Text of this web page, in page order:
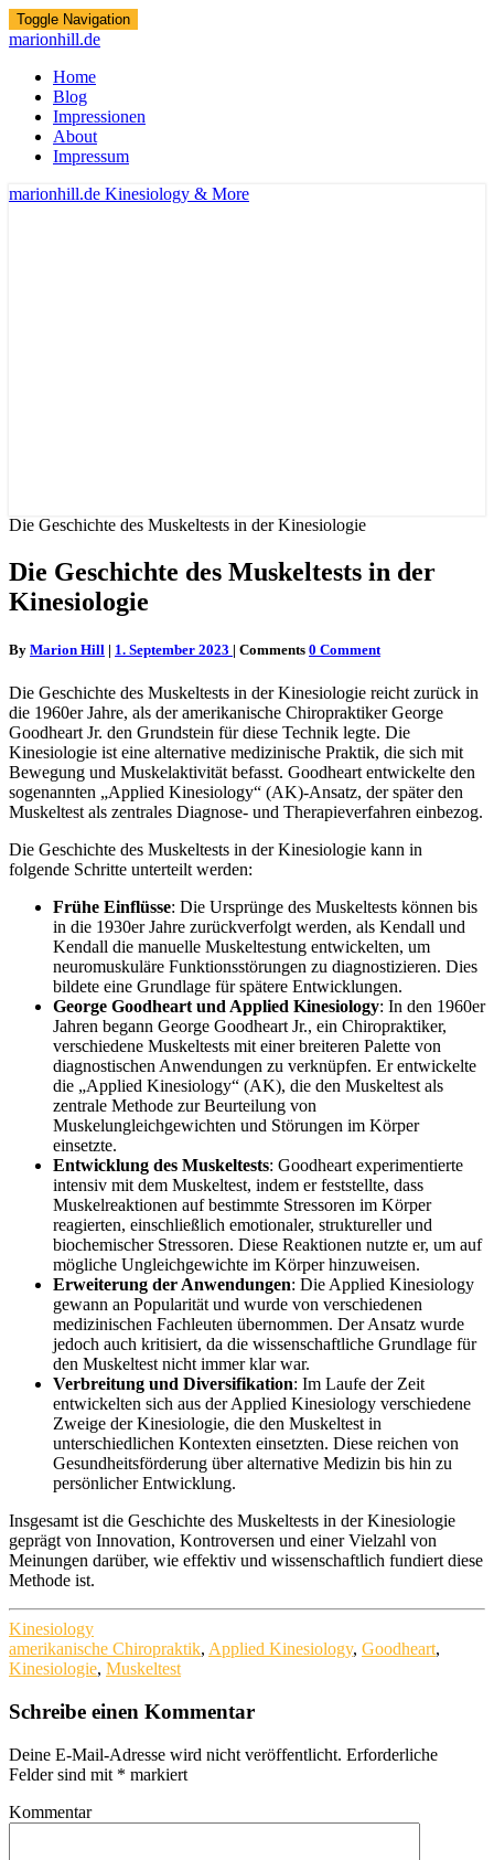
Toggle Navigation
marionhill.de
Home
Blog
Impressionen
About
Impressum
marionhill.de Kinesiology & More
Die Geschichte des Muskeltests in der Kinesiologie
Die Geschichte des Muskeltests in der
Kinesiologie
By Marion Hill | 1. September 2023 | Comments 0 Comment
Die Geschichte des Muskeltests in der Kinesiologie reicht zurück in
die 1960er Jahre, als der amerikanische Chiropraktiker George
Goodheart Jr. den Grundstein für diese Technik legte. Die
Kinesiologie ist eine alternative medizinische Praktik, die sich mit
Bewegung und Muskelaktivität befasst. Goodheart entwickelte den
sogenannten „Applied Kinesiology“ (AK)-Ansatz, der später den
Muskeltest als zentrales Diagnose- und Therapieverfahren einbezog.
Die Geschichte des Muskeltests in der Kinesiologie kann in
folgende Schritte unterteilt werden:
Frühe Einflüsse: Die Ursprünge des Muskeltests können bis
in die 1930er Jahre zurückverfolgt werden, als Kendall und
Kendall die manuelle Muskeltestung entwickelten, um
neuromuskuläre Funktionsstörungen zu diagnostizieren. Dies
bildete eine Grundlage für spätere Entwicklungen.
George Goodheart und Applied Kinesiology: In den 1960er
Jahren begann George Goodheart Jr., ein Chiropraktiker,
verschiedene Muskeltests mit einer breiteren Palette von
diagnostischen Anwendungen zu verknüpfen. Er entwickelte
die „Applied Kinesiology“ (AK), die den Muskeltest als
zentrale Methode zur Beurteilung von
Muskelungleichgewichten und Störungen im Körper
einsetzte.
Entwicklung des Muskeltests: Goodheart experimentierte
intensiv mit dem Muskeltest, indem er feststellte, dass
Muskelreaktionen auf bestimmte Stressoren im Körper
reagierten, einschließlich emotionaler, struktureller und
biochemischer Stressoren. Diese Reaktionen nutzte er, um auf
mögliche Ungleichgewichte im Körper hinzuweisen.
Erweiterung der Anwendungen: Die Applied Kinesiology
gewann an Popularität und wurde von verschiedenen
medizinischen Fachleuten übernommen. Der Ansatz wurde
jedoch auch kritisiert, da die wissenschaftliche Grundlage für
den Muskeltest nicht immer klar war.
Verbreitung und Diversifikation: Im Laufe der Zeit
entwickelten sich aus der Applied Kinesiology verschiedene
Zweige der Kinesiologie, die den Muskeltest in
unterschiedlichen Kontexten einsetzten. Diese reichen von
Gesundheitsförderung über alternative Medizin bis hin zu
persönlicher Entwicklung.
Insgesamt ist die Geschichte des Muskeltests in der Kinesiologie
geprägt von Innovation, Kontroversen und einer Vielzahl von
Meinungen darüber, wie effektiv und wissenschaftlich fundiert diese
Methode ist.
Kinesiology
amerikanische Chiropraktik, Applied Kinesiology, Goodheart,
Kinesiologie, Muskeltest
Schreibe einen Kommentar
Deine E-Mail-Adresse wird nicht veröffentlicht. Erforderliche
Felder sind mit * markiert
Kommentar